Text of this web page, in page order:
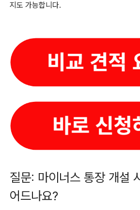
지도 가능합니다.
질문: 마이너스 통장 개설
어드나요?